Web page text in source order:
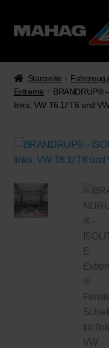
Startseite Fahrzeug
Extreme
BRANDRUP®
links, VW T6.1/ T6 und